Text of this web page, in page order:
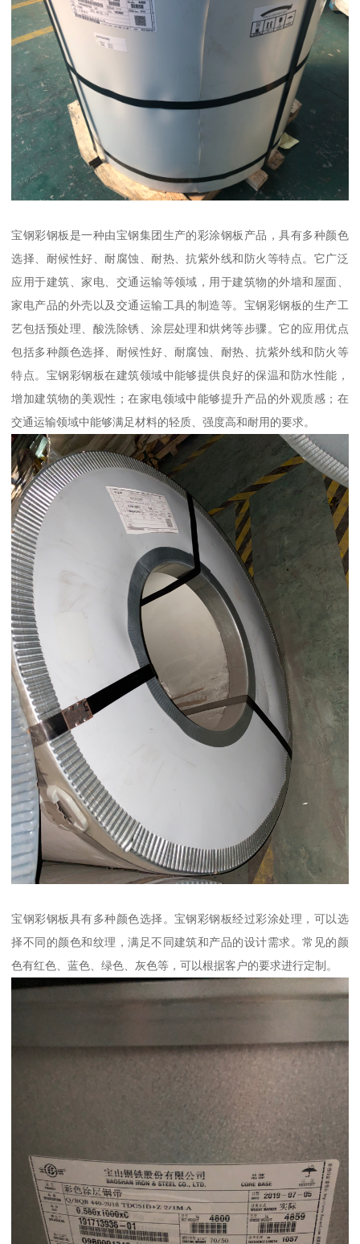
宝钢彩钢板是一种由宝钢集团生产的彩涂钢板产品，具有多种颜色
选择、耐候性好、耐腐蚀、耐热、抗紫外线和防火等特点。它广泛
应用于建筑、家电、交通运输等领域，用于建筑物的外墙和屋面、
家电产品的外壳以及交通运输工具的制造等。宝钢彩钢板的生产工
艺包括预处理、酸洗除锈、涂层处理和烘烤等步骤。它的应用优点
包括多种颜色选择、耐候性好、耐腐蚀、耐热、抗紫外线和防火等
特点。宝钢彩钢板在建筑领域中能够提供良好的保温和防水性能，
增加建筑物的美观性；在家电领域中能够提升产品的外观质感；在
交通运输领域中能够满足材料的轻质、强度高和耐用的要求。
宝钢彩钢板具有多种颜色选择。宝钢彩钢板经过彩涂处理，可以选
择不同的颜色和纹理，满足不同建筑和产品的设计需求。常见的颜
色有红色、蓝色、绿色、灰色等，可以根据客户的要求进行定制。